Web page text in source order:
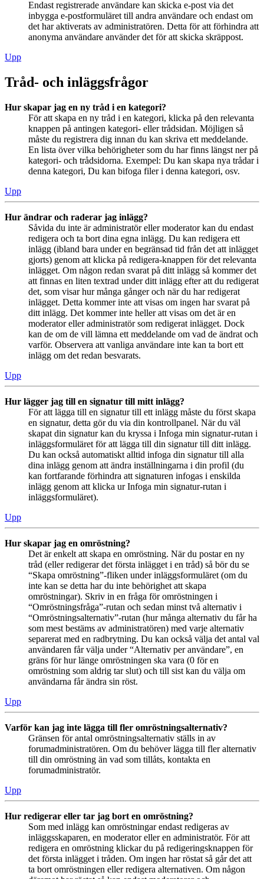
Endast registrerade användare kan skicka e-post via det
inbygga e-postformuläret till andra användare och endast om
det har aktiverats av administratören. Detta för att förhindra att
anonyma användare använder det för att skicka skräppost.
Upp
Tråd- och inläggsfrågor
Hur skapar jag en ny tråd i en kategori?
För att skapa en ny tråd i en kategori, klicka på den relevanta
knappen på antingen kategori- eller trådsidan. Möjligen så
måste du registrera dig innan du kan skriva ett meddelande.
En lista över vilka behörigheter som du har finns längst ner på
kategori- och trådsidorna. Exempel: Du kan skapa nya trådar i
denna kategori, Du kan bifoga filer i denna kategori, osv.
Upp
Hur ändrar och raderar jag inlägg?
Såvida du inte är administratör eller moderator kan du endast
redigera och ta bort dina egna inlägg. Du kan redigera ett
inlägg (ibland bara under en begränsad tid från det att inlägget
gjorts) genom att klicka på redigera-knappen för det relevanta
inlägget. Om någon redan svarat på ditt inlägg så kommer det
att finnas en liten textrad under ditt inlägg efter att du redigerat
det, som visar hur många gånger och när du har redigerat
inlägget. Detta kommer inte att visas om ingen har svarat på
ditt inlägg. Det kommer inte heller att visas om det är en
moderator eller administratör som redigerat inlägget. Dock
kan de om de vill lämna ett meddelande om vad de ändrat och
varför. Observera att vanliga användare inte kan ta bort ett
inlägg om det redan besvarats.
Upp
Hur lägger jag till en signatur till mitt inlägg?
För att lägga till en signatur till ett inlägg måste du först skapa
en signatur, detta gör du via din kontrollpanel. När du väl
skapat din signatur kan du kryssa i Infoga min signatur-rutan i
inläggsformuläret för att lägga till din signatur till ditt inlägg.
Du kan också automatiskt alltid infoga din signatur till alla
dina inlägg genom att ändra inställningarna i din profil (du
kan fortfarande förhindra att signaturen infogas i enskilda
inlägg genom att klicka ur Infoga min signatur-rutan i
inläggsformuläret).
Upp
Hur skapar jag en omröstning?
Det är enkelt att skapa en omröstning. När du postar en ny
tråd (eller redigerar det första inlägget i en tråd) så bör du se
“Skapa omröstning”-fliken under inläggsformuläret (om du
inte kan se detta har du inte behörighet att skapa
omröstningar). Skriv in en fråga för omröstningen i
“Omröstningsfråga”-rutan och sedan minst två alternativ i
“Omröstningsalternativ”-rutan (hur många alternativ du får ha
som mest bestäms av administratören) med varje alternativ
separerat med en radbrytning. Du kan också välja det antal val
användaren får välja under “Alternativ per användare”, en
gräns för hur länge omröstningen ska vara (0 för en
omröstning som aldrig tar slut) och till sist kan du välja om
användarna får ändra sin röst.
Upp
Varför kan jag inte lägga till fler omröstningsalternativ?
Gränsen för antal omröstningsalternativ ställs in av
forumadministratören. Om du behöver lägga till fler alternativ
till din omröstning än vad som tillåts, kontakta en
forumadministratör.
Upp
Hur redigerar eller tar jag bort en omröstning?
Som med inlägg kan omröstningar endast redigeras av
inläggsskaparen, en moderator eller en administratör. För att
redigera en omröstning klickar du på redigeringsknappen för
det första inlägget i tråden. Om ingen har röstat så går det att
ta bort omröstningen eller redigera alternativen. Om någon